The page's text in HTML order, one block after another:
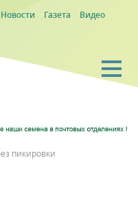
Новости Газета
Видео
пикировки